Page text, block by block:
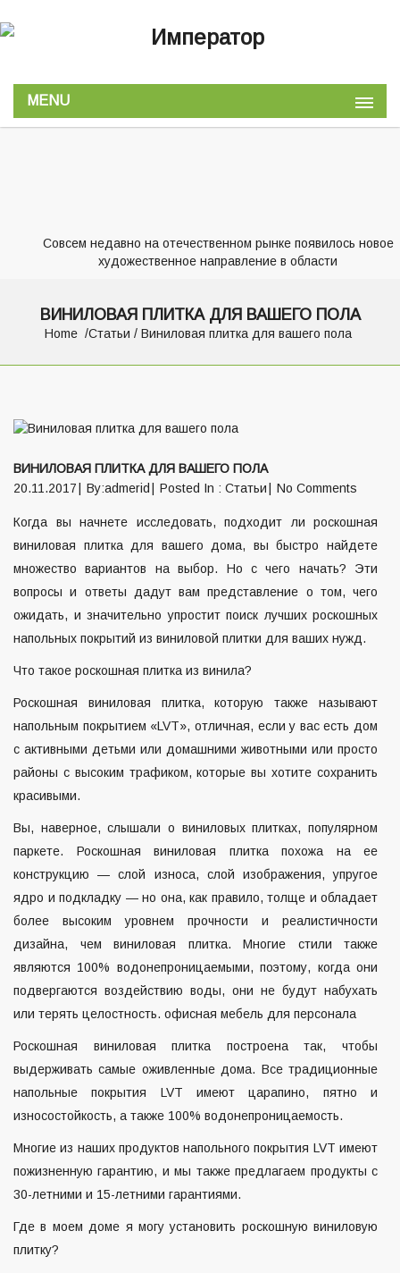
MENU
Совсем недавно на отечественном рынке появилось новое
художественное направление в области
ВИНИЛОВАЯ ПЛИТКА ДЛЯ ВАШЕГО ПОЛА
Home Статьи / Виниловая плитка для вашего пола
ВИНИЛОВАЯ ПЛИТКА ДЛЯ ВАШЕГО ПОЛА
20.11.2017
By:admerid Posted In : Статьи No Comments
Когда вы начнете исследовать, подходит ли роскошная
виниловая плитка для вашего дома, вы быстро найдете
множество вариантов на выбор. Но с чего начать? Эти
вопросы и ответы дадут вам представление о том, чего
ожидать, и значительно упростит поиск лучших роскошных
напольных покрытий из виниловой плитки для ваших нужд.
Что такое роскошная плитка из винила?
Роскошная виниловая плитка, которую также называют
напольным покрытием «LVT», отличная, если у вас есть дом
с активными детьми или домашними животными или просто
районы с высоким трафиком, которые вы хотите сохранить
красивыми.
Вы, наверное, слышали о виниловых плитках, популярном
паркете. Роскошная виниловая плитка похожа на ее
конструкцию — слой износа, слой изображения, упругое
ядро ​​и подкладку — но она, как правило, толще и обладает
более высоким уровнем прочности и реалистичности
дизайна, чем виниловая плитка. Многие стили также
являются 100% водонепроницаемыми, поэтому, когда они
подвергаются воздействию воды, они не будут набухать
или терять целостность. офисная мебель для персонала
Роскошная виниловая плитка построена так, чтобы
выдерживать самые оживленные дома. Все традиционные
напольные покрытия LVT имеют царапино, пятно и
износостойкость, а также 100% водонепроницаемость.
Многие из наших продуктов напольного покрытия LVT имеют
пожизненную гарантию, и мы также предлагаем продукты с
30-летними и 15-летними гарантиями.
Где в моем доме я могу установить роскошную виниловую
плитку?